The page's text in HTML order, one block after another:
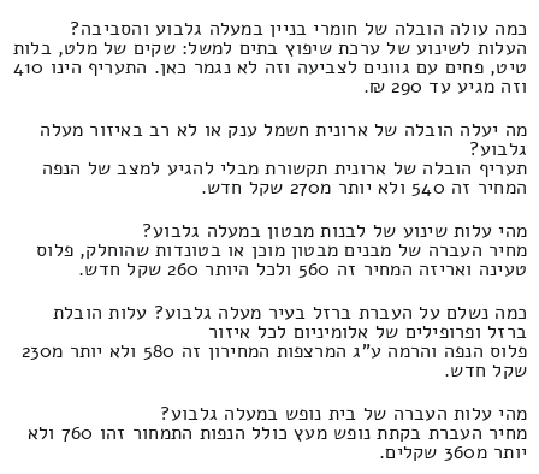
כמה עולה הובלה של חומרי בניין במעלה גלבוע והסביבה?
העלות לשינוע של ערכת שיפוץ בתים למשל: שקים של מלט, בלות
טיט, פחים עם גוונים לצביעה וזה לא נגמר כאן. התעריף הינו 410
וזה מגיע עד 290 ₪.
מה יעלה הובלה של ארונית חשמל ענק או לא רב באיזור מעלה
גלבוע?
תעריף הובלה של ארונית תקשורת מבלי להגיע למצב של הנפה
המחיר זה 540 ולא יותר מ270 שקל חדש.
מהי עלות שינוע של לבנות מבטון במעלה גלבוע?
מחיר העברה של מבנים מבטון מוכן או בטונדות שהוחלק, פלוס
טעינה ואריזה המחיר זה 560 ולכל היותר 260 שקל חדש.
כמה נשלם על העברת ברזל בעיר מעלה גלבוע? עלות הובלת
ברזל ופרופילים של אלומיניום לכל איזור
פלוס הנפה והרמה ע"ג המרצפות המחירון זה 580 ולא יותר מ230
שקל חדש.
מהי עלות העברה של בית נופש במעלה גלבוע?
מחיר העברת בקתת נופש מעץ כולל הנפות התמחור זהו 760 ולא
יותר מ360 שקלים.